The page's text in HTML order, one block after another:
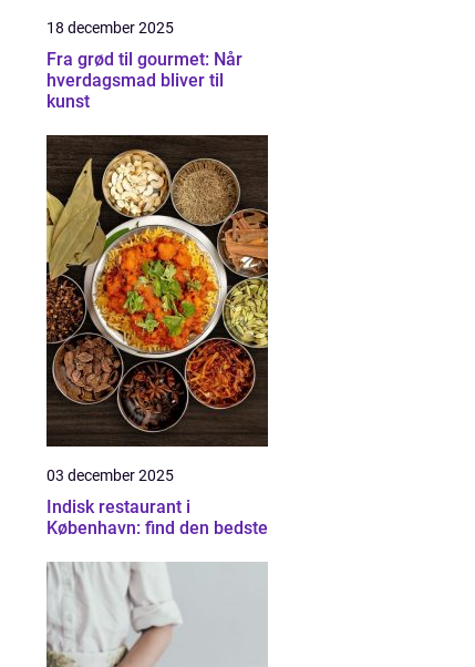
18 december 2025
Fra grød til gourmet: Når
hverdagsmad bliver til
kunst
03 december 2025
Indisk restaurant i
København: find den bedste